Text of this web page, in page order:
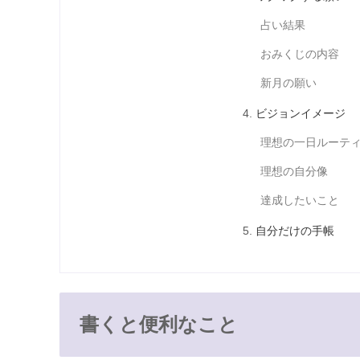
占い結果
おみくじの内容
新月の願い
ビジョンイメージ
理想の一日ルーテ
理想の自分像
達成したいこと
自分だけの手帳
書くと便利なこと